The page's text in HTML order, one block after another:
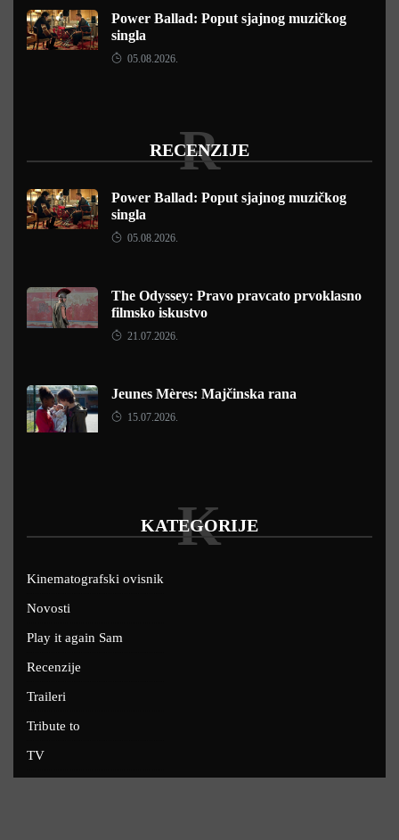
Power Ballad: Poput sjajnog muzičkog
singla
05.08.2026.
RECENZIJE
R
Power Ballad: Poput sjajnog muzičkog
singla
05.08.2026.
The Odyssey: Pravo pravcato prvoklasno
filmsko iskustvo
21.07.2026.
Jeunes Mères: Majčinska rana
15.07.2026.
KATEGORIJE
K
Kinematografski ovisnik
Novosti
Play it again Sam
Recenzije
Traileri
Tribute to
TV